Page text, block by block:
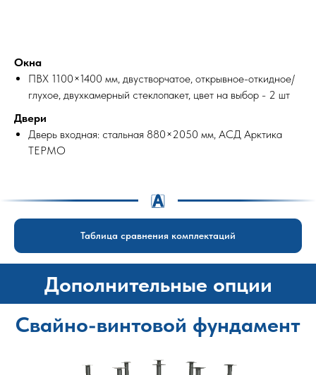
Окна
ПВХ 1100×1400 мм, двустворчатое, открывное-откидное/
глухое, двухкамерный стеклопакет, цвет на выбор - 2 шт
Двери
Дверь входная: стальная 880×2050 мм, АСД Арктика
ТЕРМО
Таблица сравнения комплектаций
Дополнительные опции
Свайно-винтовой фундамент